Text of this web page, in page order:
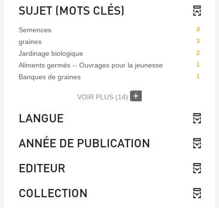
SUJET (MOTS CLÉS)
4
Semences
3
graines
2
Jardinage biologique
1
Aliments germés -- Ouvrages pour la jeunesse
1
Banques de graines
VOIR PLUS (14)
LANGUE
ANNÉE DE PUBLICATION
EDITEUR
COLLECTION